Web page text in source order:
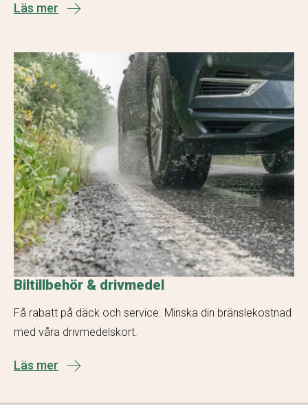
Läs mer
Biltillbehör & drivmedel
Få rabatt på däck och service. Minska din bränslekostnad
med våra drivmedelskort.
Läs mer